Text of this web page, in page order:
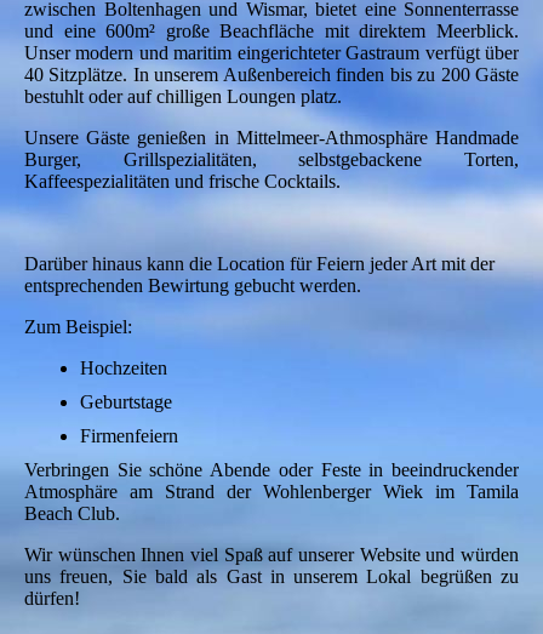
zwischen Boltenhagen und Wismar, bietet eine Sonnenterrasse
und eine 600m² große Beachfläche mit direktem Meerblick.
Unser modern und maritim eingerichteter Gastraum verfügt über
40 Sitzplätze. In unserem Außenbereich finden bis zu 200 Gäste
bestuhlt oder auf chilligen Loungen platz.
Unsere Gäste genießen in Mittelmeer-Athmosphäre Handmade
Burger, Grillspezialitäten, selbstgebackene Torten,
Kaffeespezialitäten und frische Cocktails.
Darüber hinaus kann die Location für Feiern jeder Art mit der
entsprechenden Bewirtung gebucht werden.
Zum Beispiel:
Hochzeiten
Geburtstage
Firmenfeiern
Verbringen Sie schöne Abende oder Feste in beeindruckender
Atmosphäre am Strand der Wohlenberger Wiek im Tamila
Beach Club.
Wir wünschen Ihnen viel Spaß auf unserer Website und würden
uns freuen, Sie bald als Gast in unserem Lokal begrüßen zu
dürfen!